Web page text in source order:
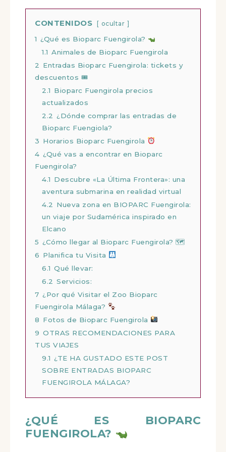
CONTENIDOS ocultar
1 ¿Qué es Bioparc Fuengirola?
1.1 Animales de Bioparc Fuengirola
2
Entradas Bioparc Fuengirola: tickets y
descuentos 🎟
2.1 Bioparc Fuengirola precios
actualizados
2.2 ¿Dónde comprar las entradas de
Bioparc Fuengiola?
3 Horarios Bioparc Fuengirola
4 ¿Qué vas a encontrar en Bioparc
Fuengirola?
4.1 Descubre «La Última Frontera»: una
aventura submarina en realidad virtual
4.2
Nueva zona en BIOPARC Fuengirola:
un viaje por Sudamérica inspirado en
Elcano
5 ¿Cómo llegar al Bioparc Fuengirola? 🗺
6 Planifica tu Visita
6.1 Qué llevar:
6.2 Servicios:
7 ¿Por qué Visitar el Zoo Bioparc
Fuengirola Málaga?
8 Fotos de Bioparc Fuengirola
9 OTRAS RECOMENDACIONES PARA
TUS VIAJES
9.1 ¿TE HA GUSTADO ESTE POST
SOBRE ENTRADAS BIOPARC
FUENGIROLA MÁLAGA?
¿QUÉ ES BIOPARC
FUENGIROLA?